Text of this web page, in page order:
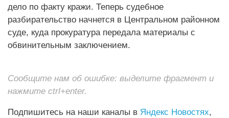
дело по факту кражи. Теперь судебное
разбирательство начнется в Центральном районном
суде, куда прокуратура передала материалы с
обвинительным заключением.
Сообщите нам об ошибке: выделите фрагмент и
нажмите ctrl+enter.
Подпишитесь на наши каналы в Яндекс Новостях,